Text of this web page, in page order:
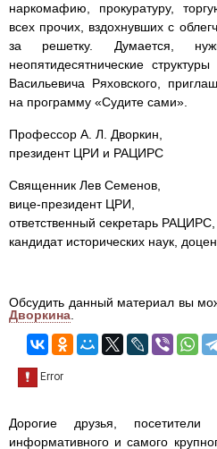
наркомафию, прокуратуру,
всех прочих, вздохнувших с
за решетку. Думается,
неопятидесятнические
Васильевича Ряховского,
на программу «Судите сами».
Профессор А. Л. Дворкин,
президент ЦРИ и РАЦИРС
Священник Лев Семенов,
вице-президент ЦРИ,
ответственный секретарь РАЦИРС,
кандидат исторических наук,
Обсудить данный материал вы
Дворкина
Дорогие друзья,
информативного и самого